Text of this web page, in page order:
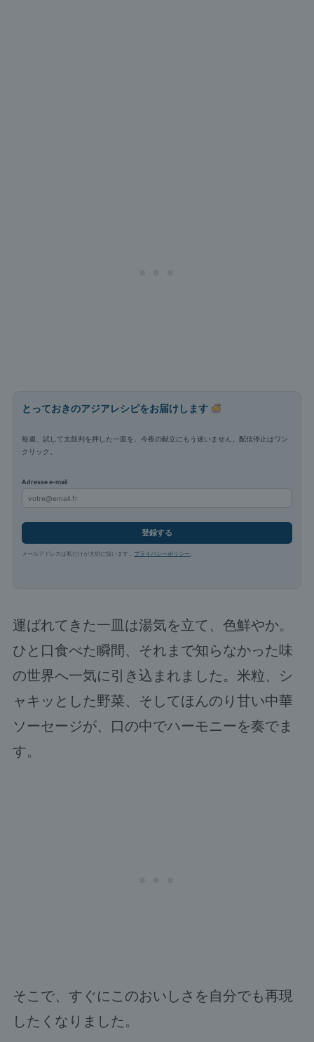
とっておきのアジアレシピをお届けします
毎週、試して太鼓判を押した一皿を、今夜の献立にもう迷いません。配信停止はワン
クリック。
Adresse e-mail
登録する
メールアドレスは私だけが大切に扱います。 プライバシーポリシー
運ばれてきた一皿は湯気を立て、色鮮やか。
ひと口食べた瞬間、それまで知らなかった味
の世界へ一気に引き込まれました。米粒、シ
ャキッとした野菜、そしてほんのり甘い中華
ソーセージが、口の中でハーモニーを奏でま
す。
そこで、すぐにこのおいしさを自分でも再現
したくなりました。